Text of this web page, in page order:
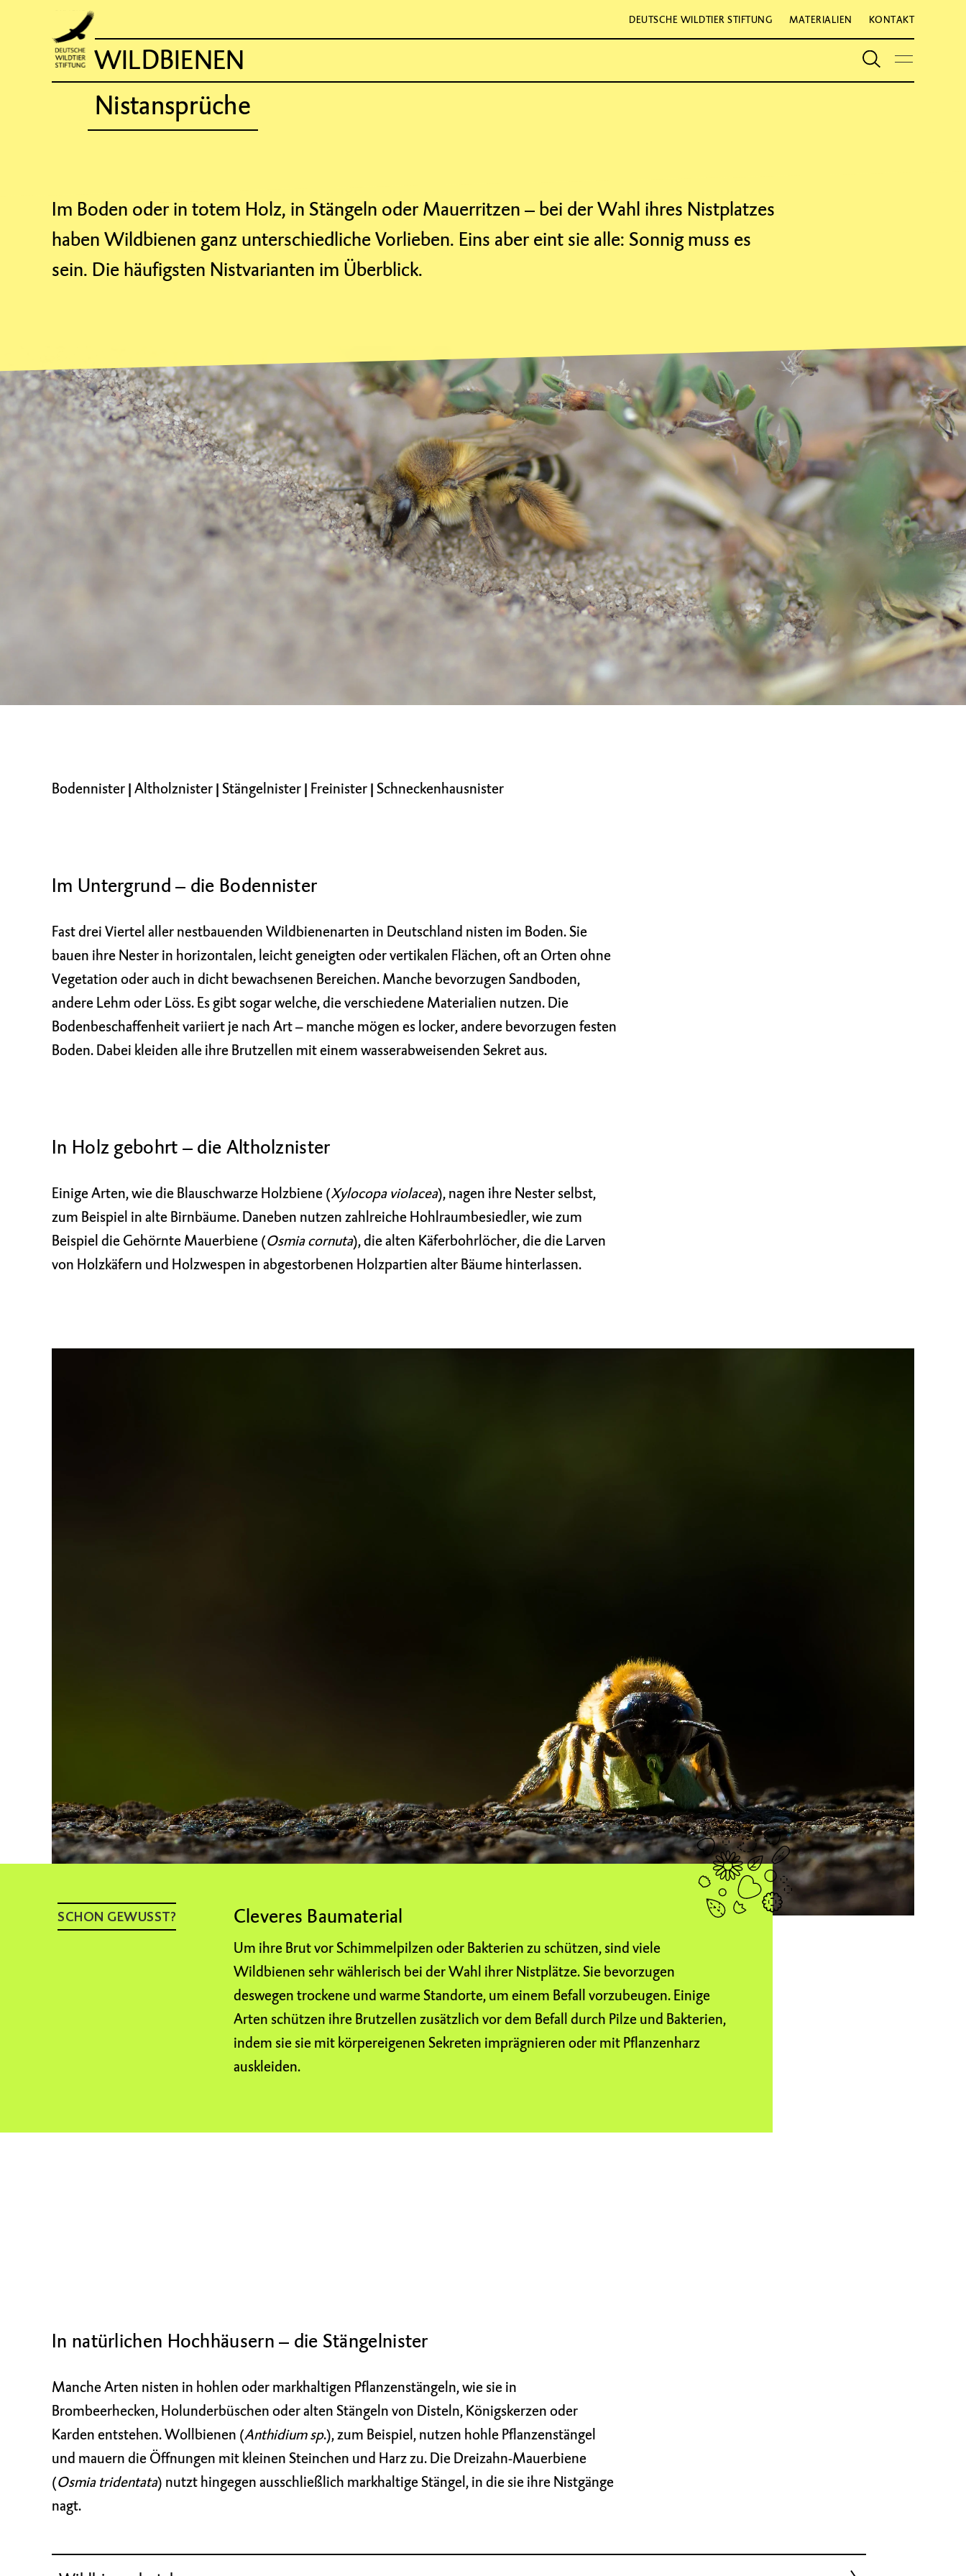
DEUTSCHE WILDTIER STIFTUNG MATERIALIEN KONTAKT
WILDBIENEN
Nistansprüche
Im Boden oder in totem Holz, in Stängeln oder Mauerritzen – bei der Wahl ihres Nistplatzes
haben Wildbienen ganz unterschiedliche Vorlieben. Eins aber eint sie alle: Sonnig muss es
sein. Die häufigsten Nistvarianten im Überblick.
Bodennister | Altholznister | Stängelnister | Freinister | Schneckenhausnister
Im Untergrund – die Bodennister
Fast drei Viertel aller nestbauenden Wildbienenarten in Deutschland nisten im Boden. Sie
bauen ihre Nester in horizontalen, leicht geneigten oder vertikalen Flächen, oft an Orten ohne
Vegetation oder auch in dicht bewachsenen Bereichen. Manche bevorzugen Sandboden,
andere Lehm oder Löss. Es gibt sogar welche, die verschiedene Materialien nutzen. Die
Bodenbeschaffenheit variiert je nach Art – manche mögen es locker, andere bevorzugen festen
Boden. Dabei kleiden alle ihre Brutzellen mit einem wasserabweisenden Sekret aus.
In Holz gebohrt – die Altholznister
Einige Arten, wie die Blauschwarze Holzbiene (Xylocopa violacea), nagen ihre Nester selbst,
zum Beispiel in alte Birnbäume. Daneben nutzen zahlreiche Hohlraumbesiedler, wie zum
Beispiel die Gehörnte Mauerbiene (Osmia cornuta), die alten Käferbohrlöcher, die die Larven
von Holzkäfern und Holzwespen in abgestorbenen Holzpartien alter Bäume hinterlassen.
SCHON GEWUSST? Cleveres Baumaterial
Um ihre Brut vor Schimmelpilzen oder Bakterien zu schützen, sind viele
Wildbienen sehr wählerisch bei der Wahl ihrer Nistplätze. Sie bevorzugen
deswegen trockene und warme Standorte, um einem Befall vorzubeugen. Einige
Arten schützen ihre Brutzellen zusätzlich vor dem Befall durch Pilze und Bakterien,
indem sie sie mit körpereigenen Sekreten imprägnieren oder mit Pflanzenharz
auskleiden.
In natürlichen Hochhäusern – die Stängelnister
Manche Arten nisten in hohlen oder markhaltigen Pflanzenstängeln, wie sie in
Brombeerhecken, Holunderbüschen oder alten Stängeln von Disteln, Königskerzen oder
Karden entstehen. Wollbienen (Anthidium sp.), zum Beispiel, nutzen hohle Pflanzenstängel
und mauern die Öffnungen mit kleinen Steinchen und Harz zu. Die Dreizahn-Mauerbiene
(Osmia tridentata) nutzt hingegen ausschließlich markhaltige Stängel, in die sie ihre Nistgänge
nagt.